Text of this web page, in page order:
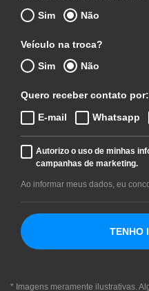
Sim
Não
Veículo na troca?
Sim
Não
Quero receber contato por:
E-mail
Whatsapp
Autorizo o uso de minhas
campanhas de marketing.
Ao informar meus dados, eu
TENHO
* Imagens meramente ilustrativas.